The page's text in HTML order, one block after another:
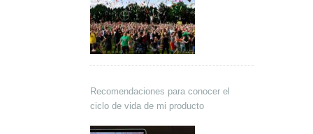
Recomendaciones para conocer el
ciclo de vida de mi producto